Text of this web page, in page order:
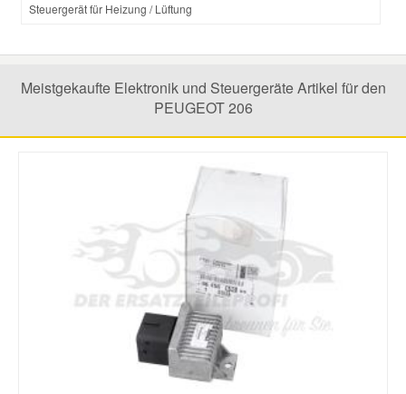
Steuergerät für Heizung / Lüftung
Meistgekaufte Elektronik und Steuergeräte Artikel für den
PEUGEOT 206
Smart Ersatzteile
Suzuki Ersatzteile
Vauxhall Ersatzteile
Volvo Ersatzteile